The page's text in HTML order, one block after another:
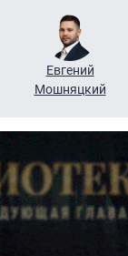
Евгений
Мошняцкий